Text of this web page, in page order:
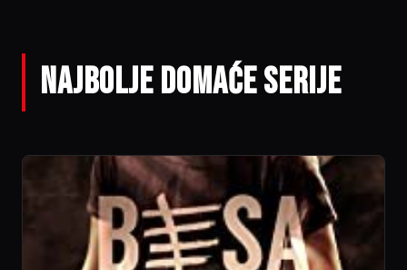
NAJBOLJE DOMAĆE SERIJE